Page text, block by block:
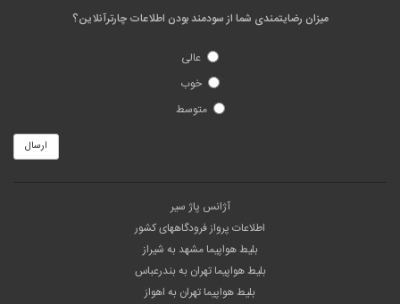
میزان رضایتمندی شما از سودمند بودن اطلاعات چارترآنلاین؟
عالی
خوب
متوسط
ارسال
آژانس پاژ سیر
اطلاعات پرواز فرودگاههای کشور
بلیط هواپیما مشهد به شیراز
بلیط هواپیما تهران به بندرعباس
بلیط هواپیما تهران به اهواز